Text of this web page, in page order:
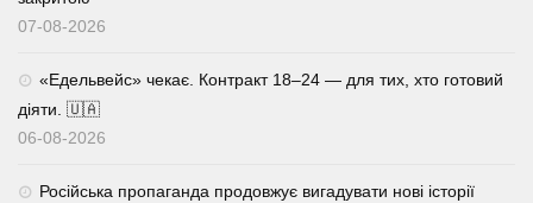
07-08-2026
«Едельвейс» чекає. Контракт 18–24 — для тих, хто готовий
діяти. 🇺🇦
06-08-2026
Російська пропаганда продовжує вигадувати нові історії